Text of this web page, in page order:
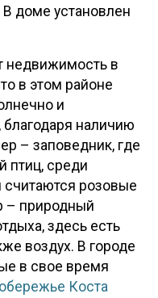
В доме установлен
недвижимость в
в этом районе
и
благодаря наличию
– заповедник, где
птиц, среди
розовые
– природный
здесь есть
воздух. В городе
в свое время
Коста